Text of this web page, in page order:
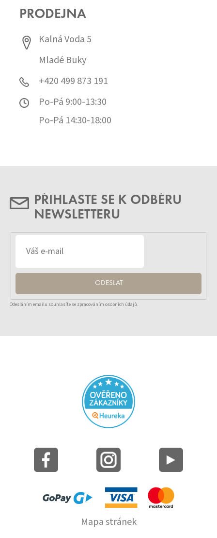
PRODEJNA
Kalná Voda 5
Mladé Buky
+420 499 873 191
Po-Pá 9:00-13:30
Po-Pá 14:30-18:00
PŘIHLASTE SE K ODBĚRU
NEWSLETTERU
ODESLAT
Odesláním emailu souhlasíte se zpracováním osobních údajů.
Mapa stránek